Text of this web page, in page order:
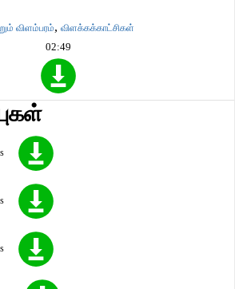
விளம்பரம், விளக்கக்காட்சிகள்
02:49